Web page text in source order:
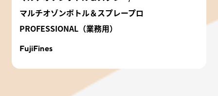
マルチオゾンボトル＆スプレープロ
PROFESSIONAL（業務用）
FujiFines